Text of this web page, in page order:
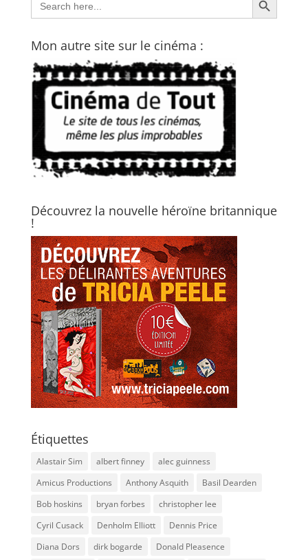
for:
Mon autre site sur le cinéma :
Découvrez la nouvelle héroïne britannique
!
Étiquettes
Alastair Sim albert finney
alec guinness
Amicus Productions
Anthony Asquith
Basil Dearden
Bob hoskins
bryan forbes
christopher lee
Cyril Cusack
Denholm Elliott
Dennis Price
Diana Dors
dirk bogarde
Donald Pleasence